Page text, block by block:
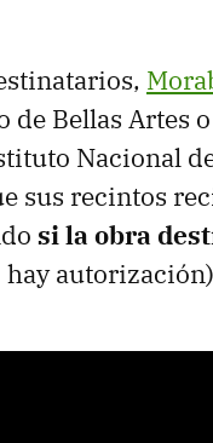
de Bellas Artes
Nacional
sus recintos
si la obra
hay